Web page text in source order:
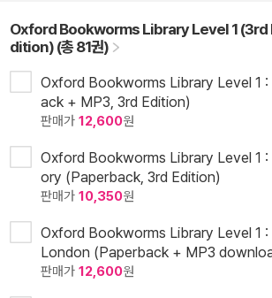
Oxford Bookworms Library Level 1 (3rd
dition) (총 81권)
Oxford Bookworms Library Level 1
ack + MP3, 3rd Edition)
판매가 12,600원
Oxford Bookworms Library Level 1
ory (Paperback, 3rd Edition)
판매가 10,350원
Oxford Bookworms Library Level 1 :
London (Paperback + MP3
판매가 12,600원